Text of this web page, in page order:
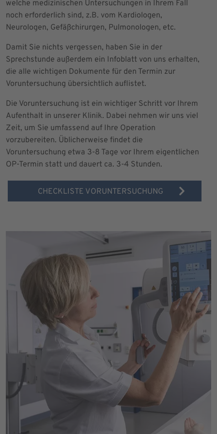
welche medizinischen Untersuchungen in Ihrem Fall
noch erforderlich sind, z.B. vom Kardiologen,
Neurologen, Gefäßchirurgen, Pulmonologen, etc.
Damit Sie nichts vergessen, haben Sie in der
Sprechstunde außerdem ein Infoblatt von uns erhalten,
die alle wichtigen Dokumente für den Termin zur
Voruntersuchung übersichtlich auflistet.
Die Voruntersuchung ist ein wichtiger Schritt vor Ihrem
Aufenthalt in unserer Klinik. Dabei nehmen wir uns viel
Zeit, um Sie umfassend auf Ihre Operation
vorzubereiten. Üblicherweise findet die
Voruntersuchung etwa 3-8 Tage vor Ihrem eigentlichen
OP-Termin statt und dauert ca. 3-4 Stunden.
CHECKLISTE VORUNTERSUCHUNG